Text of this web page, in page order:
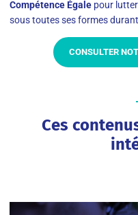
Compétence Égale pour
sous toutes ses formes
CONSULTER
Ces